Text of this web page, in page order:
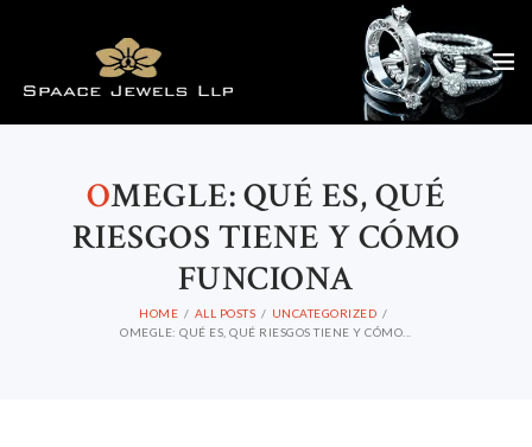
OMEGLE: QUÉ ES, QUÉ
RIESGOS TIENE Y CÓMO
FUNCIONA
HOME ALL POSTS
UNCATEGORIZED
OMEGLE: QUÉ ES, QUÉ RIESGOS TIENE Y CÓMO...